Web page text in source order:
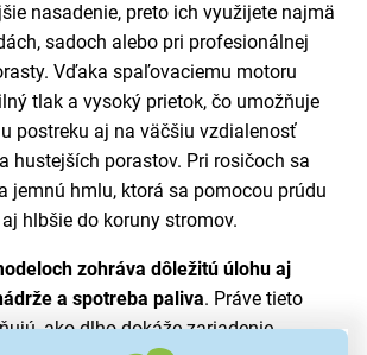
nasadenie, preto ich využijete najmä
sadoch alebo pri profesionálnej
Vďaka spaľovaciemu motoru
tlak a vysoký prietok, čo umožňuje
postreku aj na väčšiu vzdialenosť
hustejších porastov. Pri rosičoch sa
jemnú hmlu, ktorá sa pomocou prúdu
hlbšie do koruny stromov.
zohráva dôležitú úlohu aj
a spotreba paliva. Práve tieto
ako dlho dokáže zariadenie